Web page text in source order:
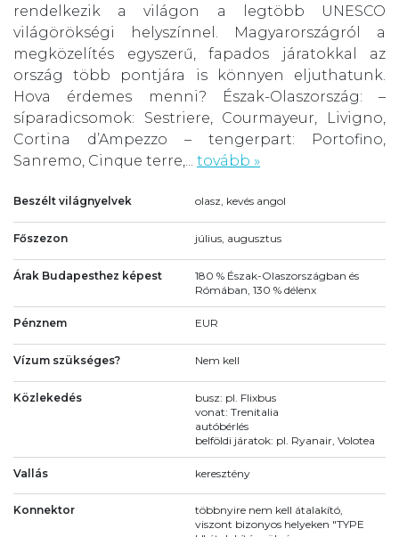
rendelkezik a világon a legtöbb UNESCO
világörökségi helyszínnel. Magyarországról a
megközelítés egyszerű, fapados járatokkal az
ország több pontjára is könnyen eljuthatunk.
Hova érdemes menni? Észak-Olaszország: –
síparadicsomok: Sestriere, Courmayeur, Livigno,
Cortina d’Ampezzo – tengerpart: Portofino,
Sanremo, Cinque terre,... tovább »
Beszélt világnyelvek olasz, kevés angol
Főszezon július, augusztus
Árak Budapesthez képest
180 % Észak-Olaszországban és
Rómában, 130 % délenx
Pénznem EUR
Vízum szükséges? Nem kell
Közlekedés
busz: pl. Flixbus
vonat: Trenitalia
autóbérlés
belföldi járatok: pl. Ryanair, Volotea
Vallás keresztény
Konnektor
többnyire nem kell átalakító,
viszont bizonyos helyeken "TYPE